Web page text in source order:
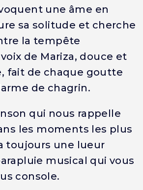
une âme en
sa solitude et cherche
la tempête
de Mariza, douce et
fait de chaque goutte
de chagrin.
qui nous rappelle
les moments les plus
toujours une lueur
musical qui vous
console.